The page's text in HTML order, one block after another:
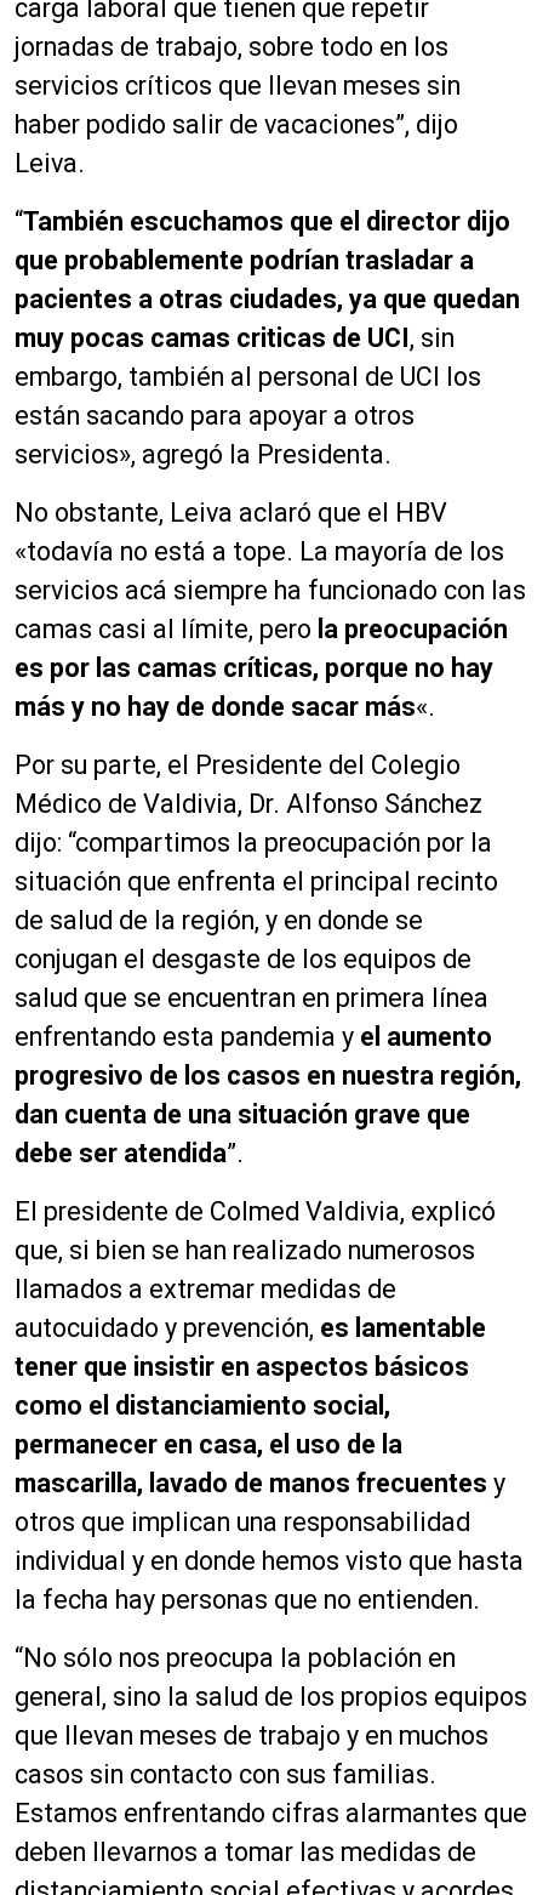
carga laboral que tienen que repetir
jornadas de trabajo, sobre todo en los
servicios críticos que llevan meses sin
haber podido salir de vacaciones”, dijo
Leiva.
“También escuchamos que el director dijo
que probablemente podrían trasladar a
pacientes a otras ciudades, ya que quedan
muy pocas camas criticas de UCI , sin
embargo, también al personal de UCI los
están sacando para apoyar a otros
servicios», agregó la Presidenta.
No obstante, Leiva aclaró que el HBV
«todavía no está a tope. La mayoría de los
servicios acá siempre ha funcionado con las
camas casi al límite, pero la preocupación
es por las camas críticas, porque no hay
más y no hay de donde sacar más«.
Por su parte, el Presidente del Colegio
Médico de Valdivia, Dr. Alfonso Sánchez
dijo: “compartimos la preocupación por la
situación que enfrenta el principal recinto
de salud de la región, y en donde se
conjugan el desgaste de los equipos de
salud que se encuentran en primera línea
enfrentando esta pandemia y el aumento
progresivo de los casos en nuestra región,
dan cuenta de una situación grave que
debe ser atendida”.
El presidente de Colmed Valdivia, explicó
que, si bien se han realizado numerosos
llamados a extremar medidas de
autocuidado y prevención, es lamentable
tener que insistir en aspectos básicos
como el distanciamiento social,
permanecer en casa, el uso de la
mascarilla, lavado de manos frecuentes y
otros que implican una responsabilidad
individual y en donde hemos visto que hasta
la fecha hay personas que no entienden.
“No sólo nos preocupa la población en
general, sino la salud de los propios equipos
que llevan meses de trabajo y en muchos
casos sin contacto con sus familias.
Estamos enfrentando cifras alarmantes que
deben llevarnos a tomar las medidas de